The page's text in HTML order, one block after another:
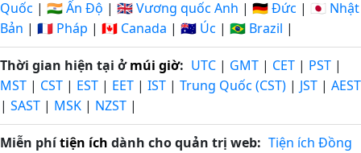
Quốc | 🇮🇳 Ấn Độ | 🇬🇧 Vương quốc Anh | 🇩🇪 Đức | 🇯🇵 Nhật
Bản | 🇫🇷 Pháp | 🇨🇦 Canada | 🇦🇺 Úc | 🇧🇷 Brazil |
Thời gian hiện tại ởmúi giờ: UTC | GMT | CET | PST |
MST | CST | EST | EET | IST | Trung Quốc (CST) | JST | AEST
| SAST | MSK | NZST |
Miễn phítiện ích dành cho quản trị web: Tiện ích Đồng